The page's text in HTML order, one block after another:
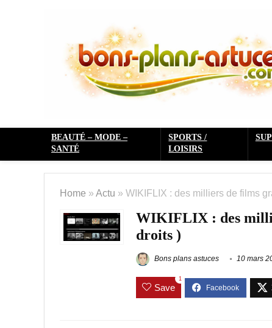
BEAUTÉ – MODE –
SANTÉ
SPORTS /
LOISIRS
Home » Actu » WIKIFLIX : des milliers de films
WIKIFLIX : des
droits )
Bons plans astuces 10 mars
Save
1